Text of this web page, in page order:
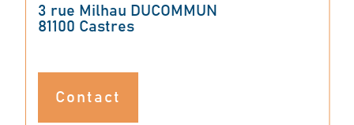
3 rue Milhau DUCOMMUN
81100
Castres
Contact